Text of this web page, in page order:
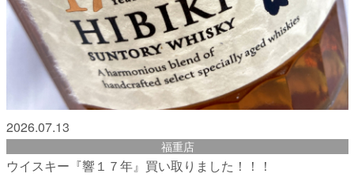
2026.07.13
福重店
ウイスキー『響１７年』買い取りました！！！